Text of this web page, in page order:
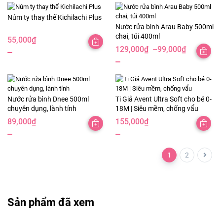
từ
162,000₫
đến
182,000₫
Núm ty thay thế Kichilachi Plus
55,000₫
Nước rửa bình Arau Baby 500ml
chai, túi 400ml
99,000₫
–
129,000₫
Khoảng
từ
99,000₫
đến
129,000₫
Nước rửa bình Dnee 500ml
chuyên dụng, lành tính
89,000₫
Ti Giả Avent Ultra Soft cho bé 0-
18M | Siêu mềm, chống vẩu
155,000₫
1 2
Sản phẩm đã xem